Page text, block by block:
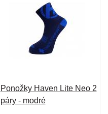
Ponožky Haven Lite Neo 2
páry - modré